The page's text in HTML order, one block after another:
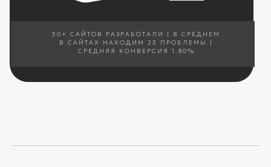
50+ САЙТОВ РАЗРАБОТАЛИ | В СРЕДНЕМ
В САЙТАХ НАХОДИМ 23 ПРОБЛЕМЫ |
СРЕДНЯЯ КОНВЕРСИЯ 1.80%